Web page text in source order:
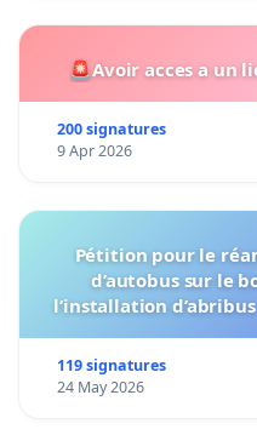
🚨Avoir acces a un
200 signatures
9 Apr 2026
Pétition pour le
d’autobus sur le
l’installation
119 signatures
24 May 2026